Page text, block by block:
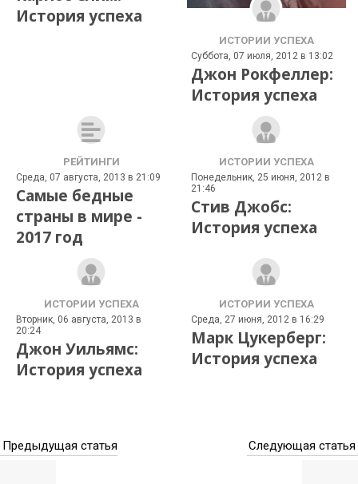
История успеха
ИСТОРИИ УСПЕХА
Суббота, 07 июля, 2012 в 13:02
Джон Рокфеллер:
История успеха
РЕЙТИНГИ
Среда, 07 августа, 2013 в 21:09
Самые бедные
страны в мире -
2017 год
ИСТОРИИ УСПЕХА
Понедельник, 25 июня, 2012 в
21:46
Стив Джобс:
История успеха
ИСТОРИИ УСПЕХА
Вторник, 06 августа, 2013 в
20:24
Джон Уильямс:
История успеха
ИСТОРИИ УСПЕХА
Среда, 27 июня, 2012 в 16:29
Марк Цукерберг:
История успеха
Предыдущая статья Следующая статья